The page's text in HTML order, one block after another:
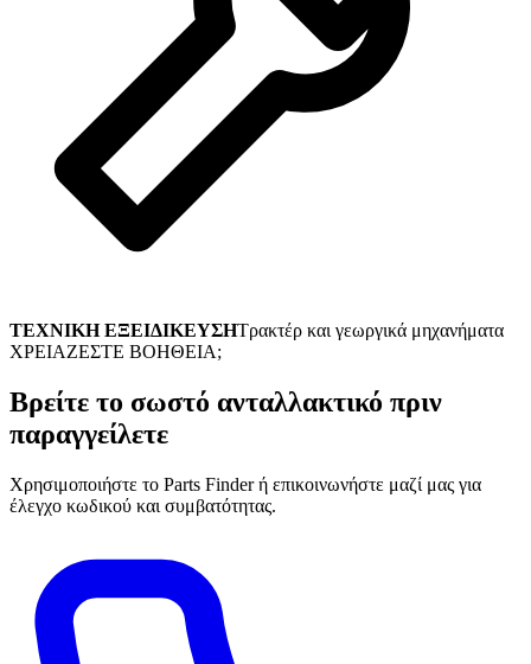
ΤΕΧΝΙΚΗ ΕΞΕΙΔΙΚΕΥΣΗΤρακτέρ και γεωργικά μηχανήματα
ΧΡΕΙΑΖΕΣΤΕ ΒΟΗΘΕΙΑ;
Βρείτε το σωστό ανταλλακτικό πριν
παραγγείλετε
Χρησιμοποιήστε το Parts Finder ή επικοινωνήστε μαζί μας για
έλεγχο κωδικού και συμβατότητας.